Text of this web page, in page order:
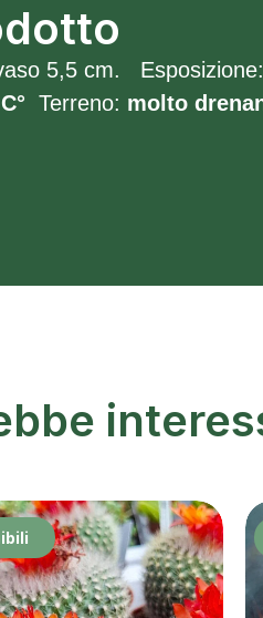
5,5 cm. Esposizione:
Terreno: molto